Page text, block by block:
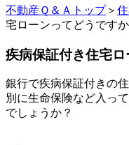
不動産Ｑ＆Ａトップ＞
宅ローンってどうです
疾病保証付き住宅
銀行で疾病保証付きの
別に生命保険など入っ
でしょうか？